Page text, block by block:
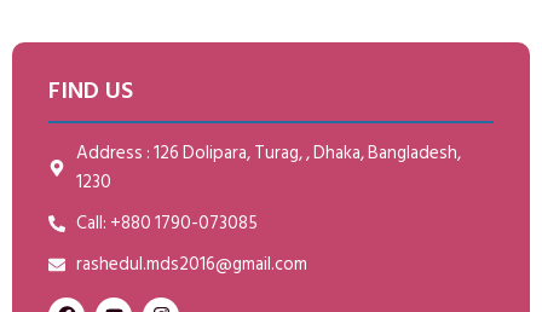
FIND US
Address : 126 Dolipara, Turag, , Dhaka, Bangladesh,
1230
Call: +880 1790-073085
rashedul.mds2016@gmail.com